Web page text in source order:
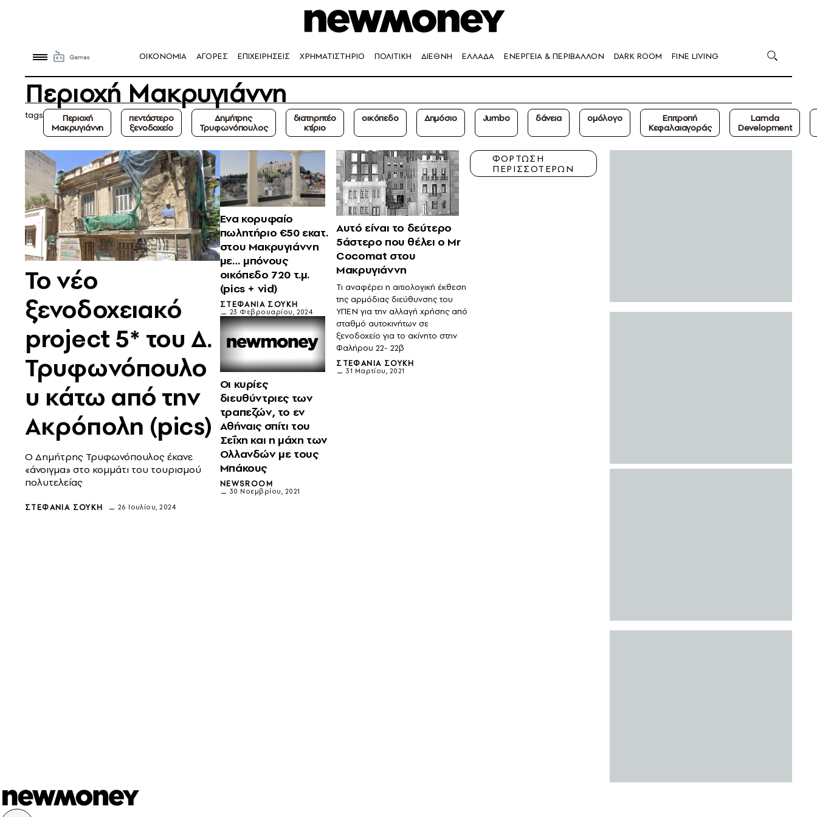
OIKONOMIA ΑΓΟΡΕΣ ΕΠΙΧΕΙΡΗΣΕΙΣ ΧΡΗΜΑΤΙΣΤΗΡΙΟ ΠΟΛΙΤΙΚΗ ΔΙΕΘΝΗ ΕΛΛΑΔΑ ΕΝΕΡΓΕΙΑ & ΠΕΡΙΒΑΛΛΟΝ DARK ROOM FINE LIVING
Περιοχή Μακρυγιάννη
tags
Περιοχή
Μακρυγιάννη
πεντάστερο
ξενοδοχείο
Δημήτρης
Τρυφωνόπουλος
διατηρητέο
κτίριο
οικόπεδο Δημόσιο Jumbo δάνεια ομόλογο
Επιτροπή
Κεφαλαιαγοράς
Lamda
Development
Το νέο
ξενοδοχειακό
project 5* του Δ.
Τρυφωνόπουλο
υ κάτω από την
Ακρόπολη (pics)
Ο Δημήτρης Τρυφωνόπουλος έκανε
«άνοιγμα» στο κομμάτι του τουρισμού
πολυτελείας
ΣΤΕΦΑΝΊΑ ΣΟΎΚΗ 26 Ιουλίου, 2024
Ενα κορυφαίο
πωλητήριο €50 εκατ.
στου Μακρυγιάννη
με… μπόνους
οικόπεδο 720 τ.μ.
(pics + vid)
ΣΤΕΦΑΝΊΑ ΣΟΎΚΗ
23 Φεβρουαρίου, 2024
Οι κυρίες
διευθύντριες των
τραπεζών, το εν
Αθήναις σπίτι του
Σεΐχη και η μάχη των
Ολλανδών με τους
Μπάκους
NEWSROOM
30 Νοεμβρίου, 2021
Aυτό είναι το δεύτερο
5άστερο που θέλει ο Mr
Cocomat στου
Μακρυγιάννη
Τι αναφέρει η αιτιολογική έκθεση
της αρμόδιας διεύθυνσης του
ΥΠΕΝ για την αλλαγή χρήσης από
σταθμό αυτοκινήτων σε
ξενοδοχείο για το ακίνητο στην
Φαλήρου 22- 22β
ΣΤΕΦΑΝΊΑ ΣΟΎΚΗ
31 Μαρτίου, 2021
ΦΟΡΤΩΣΗ
ΠΕΡΙΣΣΟΤΕΡΩΝ